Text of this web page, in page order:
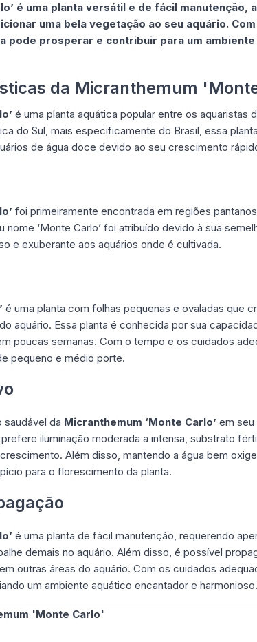
é uma planta versátil e de fácil manutenção,
uma bela vegetação ao seu aquário.
pode prosperar e contribuir para um
da Micranthemum
é uma planta aquática popular entre os aquaristas
do Sul, mais especificamente do Brasil, essa
de água doce devido ao seu crescimento
foi primeiramente encontrada em regiões
‘Monte Carlo’ foi atribuído devido à sua
e exuberante aos aquários onde é cultivada.
é uma planta com folhas pequenas e ovaladas que
aquário. Essa planta é conhecida por sua
poucas semanas. Com o tempo e os cuidados
pequeno e médio porte.
saudável da Micranthemum ‘Monte Carlo’ em seu
iluminação moderada a intensa, substrato
Além disso, mantendo a água bem
para o florescimento da planta.
é uma planta de fácil manutenção, requerendo
demais no aquário. Além disso, é possível
outras áreas do aquário. Com os cuidados
um ambiente aquático encantador e harmonioso.
'Monte Carlo'